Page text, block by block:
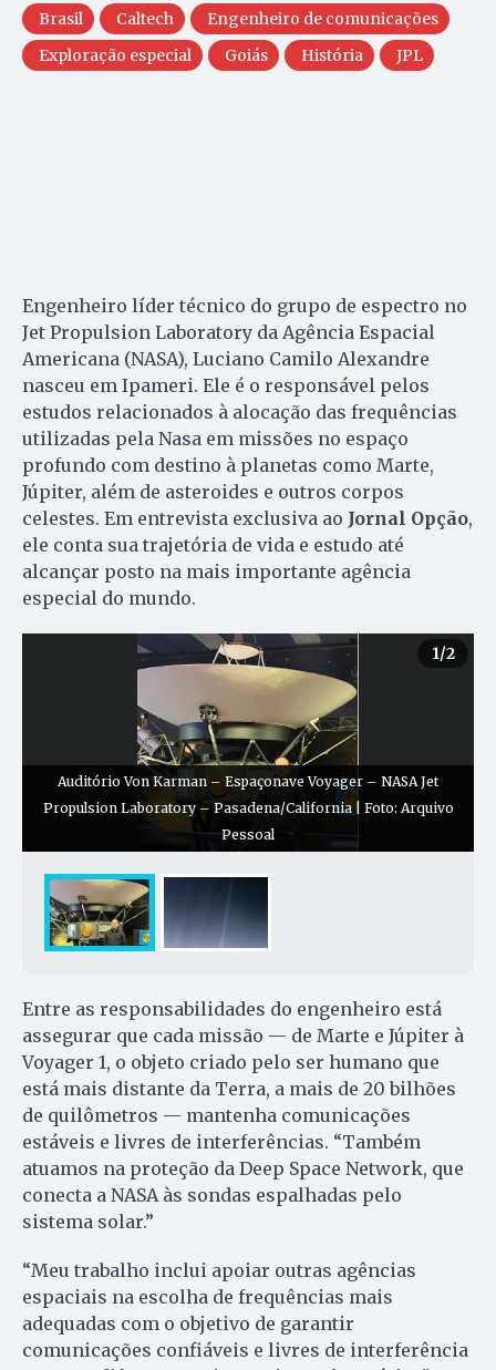
Brasil Caltech
Engenheiro de comunicações
Exploração especial
Goiás História JPL
Engenheiro líder técnico do grupo de espectro no
Jet Propulsion Laboratory da Agência Espacial
Americana (NASA), Luciano Camilo Alexandre
nasceu em Ipameri. Ele é o responsável pelos
estudos relacionados à alocação das frequências
utilizadas pela Nasa em missões no espaço
profundo com destino à planetas como Marte,
Júpiter, além de asteroides e outros corpos
celestes. Em entrevista exclusiva ao Jornal Opção,
ele conta sua trajetória de vida e estudo até
alcançar posto na mais importante agência
especial do mundo.
1/2
Auditório Von Karman – Espaçonave Voyager – NASA Jet
Propulsion Laboratory – Pasadena/California | Foto: Arquivo
Pessoal
Entre as responsabilidades do engenheiro está
assegurar que cada missão — de Marte e Júpiter à
Voyager 1, o objeto criado pelo ser humano que
está mais distante da Terra, a mais de 20 bilhões
de quilômetros — mantenha comunicações
estáveis e livres de interferências. “Também
atuamos na proteção da Deep Space Network, que
conecta a NASA às sondas espalhadas pelo
sistema solar.”
“Meu trabalho inclui apoiar outras agências
espaciais na escolha de frequências mais
adequadas com o objetivo de garantir
comunicações confiáveis e livres de interferência